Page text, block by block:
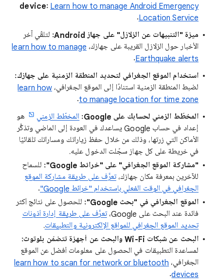
device: Learn how to manage Android Emergency
Location Service
.
ميزة "التنبيهات عن الزلازل" على جهاز Android:
لتلقّي آخر
الأخبار حول الزلازل القريبة على جهازك، learn how to manage
Earthquake alerts
.
استخدام الموقع الجغرافي لتحديد المنطقة الزمنية على جهازك:
لضبط المنطقة الزمنية استنادًا إلى الموقع الجغرافي، learn how
to manage location for time zone
.
المخطّط الزمني لحسابك على Google:
المخطّط الزمني
هو
إعداد في حساب Google يساعدك في العودة إلى الماضي وتذكُّر
الأماكن التي زرتها، وذلك من خلال حفظ زياراتك ومساراتك تلقائيًا
في خريطة على كل جهاز سجّلت الدخول عليه.
"مشاركة الموقع الجغرافي" على "خرائط Google":
للسماح
للآخرين بمعرفة مكان جهازك،تعرَّف على طريقة مشاركة الموقع
الجغرافي في الوقت الفعلي باستخدام "خرائط Google"
.
الموقع الجغرافي في "بحث Google":
للحصول على نتائج أكثر
فائدة عند البحث على Google،
تعرَّف على طريقة إدارة أذونات
تحديد الموقع الجغرافي للمواقع الإلكترونية والتطبيقات.
البحث عن شبكات Wi-Fi والبحث عن أجهزة تتضمّن بلوتوث:
لمساعدة التطبيقات في الحصول على معلومات أفضل عن الموقع
الجغرافي، learn how to scan for network or bluetooth
devices
.